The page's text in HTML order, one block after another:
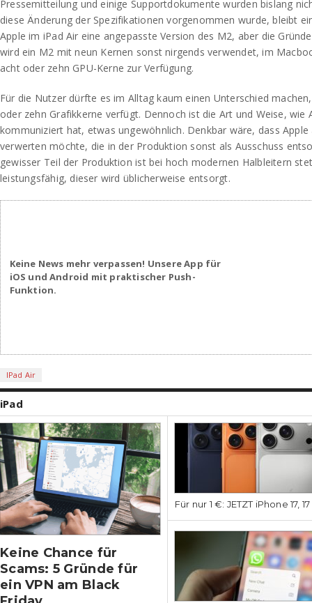
Pressemitteilung und einige Supportdokumente wurden bislang
diese Änderung der Spezifikationen vorgenommen wurde, bleibt
Apple im iPad Air eine angepasste Version des M2, aber die
wird ein M2 mit neun Kernen sonst nirgends verwendet, im
acht oder zehn GPU-Kerne zur Verfügung.
Für die Nutzer dürfte es im Alltag kaum einen Unterschied
oder zehn Grafikkerne verfügt. Dennoch ist die Art und Weise, wie
kommuniziert hat, etwas ungewöhnlich. Denkbar wäre, dass Apple
verwerten möchte, die in der Produktion sonst als Ausschuss
gewisser Teil der Produktion ist bei hoch modernen Halbleitern
leistungsfähig, dieser wird üblicherweise entsorgt.
Keine News mehr verpassen! Unsere App für
iOS und Android mit praktischer Push-
Funktion.
IPad Air
iPad
Keine Chance für
Scams: 5 Gründe für
ein VPN am Black
Für nur 1 €: JETZT iPhone 17,